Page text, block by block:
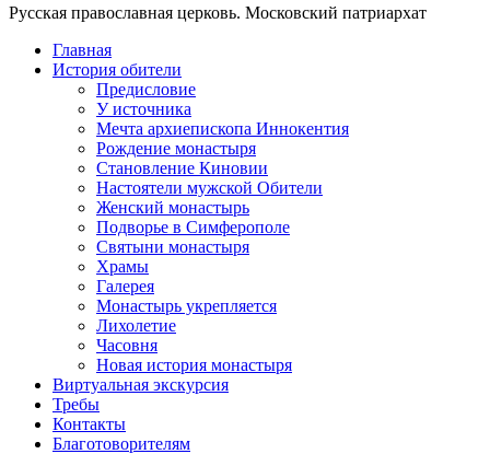
Русская православная церковь. Московский патриархат
Главная
История обители
Предисловие
У источника
Мечта архиепископа Иннокентия
Рождение монастыря
Становление Киновии
Настоятели мужской Обители
Женский монастырь
Подворье в Симферополе
Святыни монастыря
Храмы
Галерея
Монастырь укрепляется
Лихолетие
Часовня
Новая история монастыря
Виртуальная экскурсия
Требы
Контакты
Благотоворителям